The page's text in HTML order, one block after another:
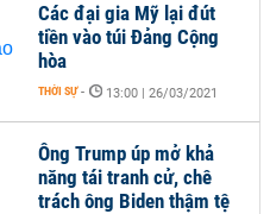
Các đại gia Mỹ lại đút
tiền vào túi Đảng Cộng
hòa
THỜI SỰ - 13:00 | 26/03/2021
Ông Trump úp mở khả
năng tái tranh cử, chê
trách ông Biden thậm tệ